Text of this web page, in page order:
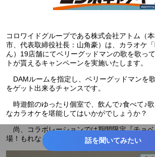
コロワイドグループである株式会社アトム（
市、代表取締役社長：山角豪）は、カラオケ
ん）19店舗にてベリーグッドマンの歌を歌っ
トが貰えるキャンペーンを実施いたします。
DAMルームを指定し、ベリーグッドマンを
をゲット出来るチャンスです。
時遊館のゆったり個室で、飲んで♪食べて♪
なカラオケを堪能してはいかがでしょうか？
尚、コラボレーションでは期間限定『チョ
場！もれなく「ベリグ」グッツがついてきます
話を聞いてみたい